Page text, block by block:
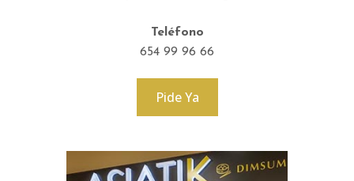
Teléfono
654 99 96 66
Pide Ya